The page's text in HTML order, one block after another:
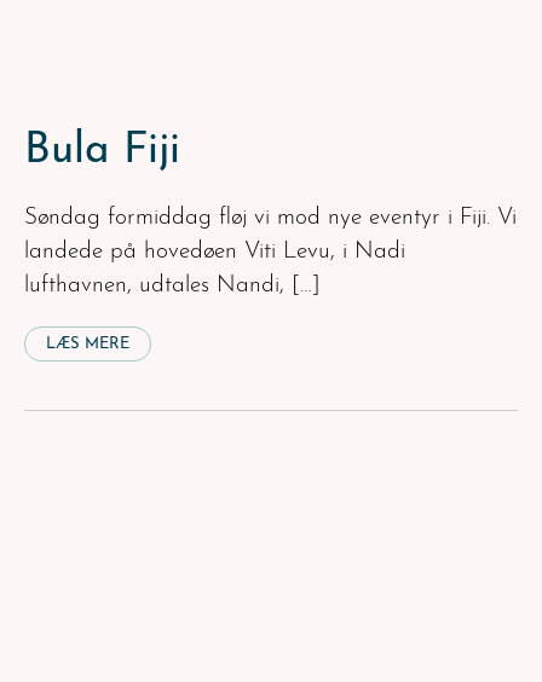
Bula Fiji
Søndag formiddag fløj vi mod nye eventyr i Fiji. Vi
landede på hovedøen Viti Levu, i Nadi
lufthavnen, udtales Nandi, […]
LÆS MERE